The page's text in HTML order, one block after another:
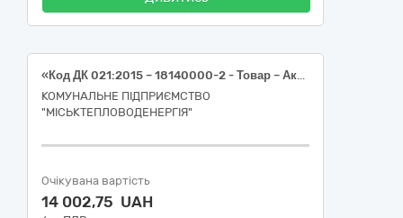
«Код ДК 021:2015 – 18140000-2 - Товар – Аксесуари до робочого одягу. Захисні маски, окуляри, щитки»
КОМУНАЛЬНЕ ПІДПРИЄМСТВО
"МІСЬКТЕПЛОВОДЕНЕРГІЯ"
Очікувана вартість
14 002,75 UAH